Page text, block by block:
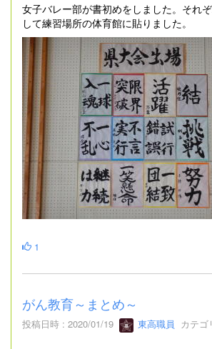
女子バレー部が書初めをしました。それ
して練習場所の体育館に貼りました。
1
がん教育～まとめ～
投稿日時 : 2020/01/19 東高職員 カテゴ